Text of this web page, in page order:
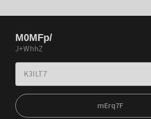
M0MFp/
J+WhhZ
mErq7F